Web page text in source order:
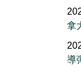
拿
導